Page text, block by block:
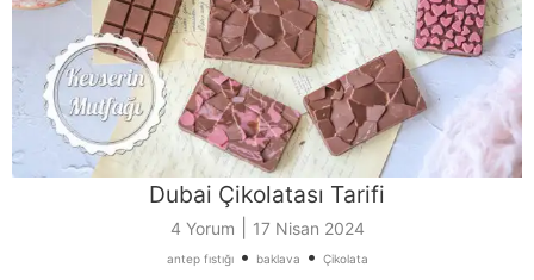
Dubai Çikolatası Tarifi
4 Yorum 17 Nisan 2024
antep fıstığı• baklava • Çikolata